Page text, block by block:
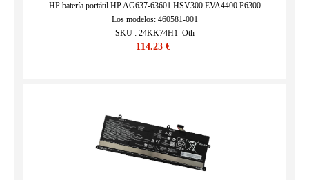
HP batería portátil HP AG637-63601 HSV300 EVA4400 P6300
Los modelos: 460581-001
SKU : 24KK74H1_Oth
114.23 €